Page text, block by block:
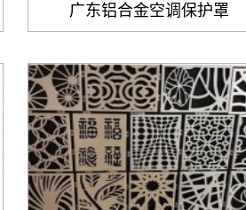
广东铝合金空调保护罩